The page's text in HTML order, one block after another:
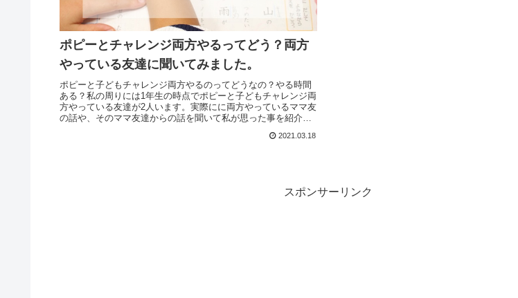
ポピーとチャレンジ両方やるってどう？両方
やっている友達に聞いてみました。
ポピーと子どもチャレンジ両方やるのってどうなの？やる時間
ある？私の周りには1年生の時点でポピーと子どもチャレンジ両
方やっている友達が2人います。実際にに両方やっているママ友
の話や、そのママ友達からの話を聞いて私が思った事を紹介し
2021.03.18
スポンサーリンク